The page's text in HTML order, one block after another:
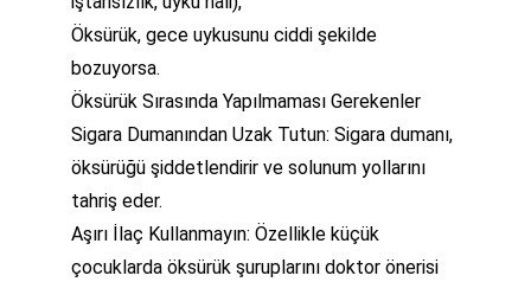
Öksürük, gece uykusunu ciddi şekilde
bozuyorsa.
Öksürük Sırasında Yapılmaması Gerekenler
Sigara Dumanından Uzak Tutun: Sigara dumanı,
öksürüğü şiddetlendirir ve solunum yollarını
tahriş eder.
Aşırı İlaç Kullanmayın: Özellikle küçük
çocuklarda öksürük şuruplarını doktor önerisi